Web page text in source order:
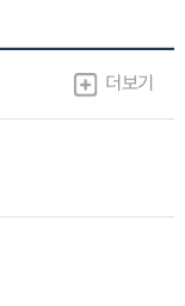
더보기